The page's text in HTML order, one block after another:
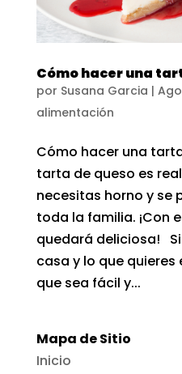
Cómo hacer una
por Susana Garcia | Ago
alimentación
Cómo hacer una
tarta de queso es
necesitas horno y se
toda la familia. ¡Con
quedará deliciosa!
casa y lo que
que sea fácil y...
Mapa de Sitio
Inicio